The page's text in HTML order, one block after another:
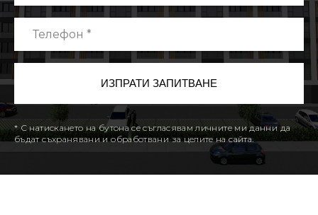
* С натискането на бутона се съгласявам личните ми данни да
бъдат съхранявани и обработвани за целите на сайта.